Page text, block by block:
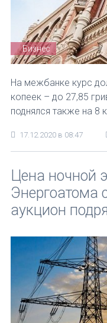
Бизнес
На межбанке курс
копеек – до 27,85
поднялся также на 8
17.12.2020 в 08:47
Цена ночной
Энергоатома
аукцион